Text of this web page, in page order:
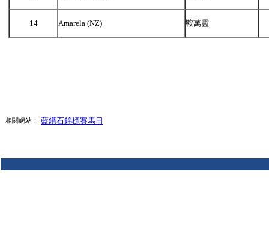
14 Amarela (NZ) 鞍萬靈
相關網站： 藍鑽石錦標賽馬日